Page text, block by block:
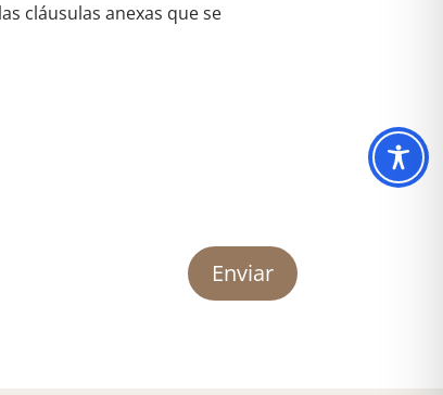
cláusulas anexas que se
Enviar